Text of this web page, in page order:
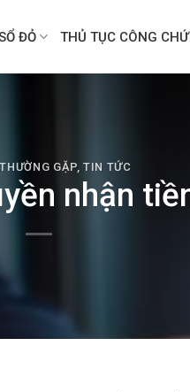
ĐỎ THỦ TỤC CÔNG
GẶP,TIN TỨC
nhận